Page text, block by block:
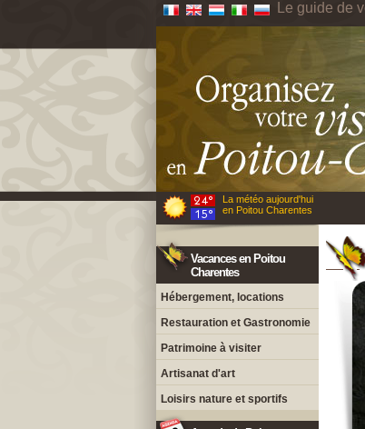
Le guide de
La météo aujourd'hui
en Poitou Charentes
Vacances en Poitou
Charentes
Hébergement, locations
Restauration et Gastronomie
Patrimoine à visiter
Artisanat d'art
Loisirs nature et sportifs